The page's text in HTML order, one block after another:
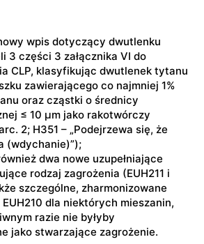
wpis dotyczący dwutlenku
3 części 3 załącznika VI do
CLP, klasyfikując dwutlenek tytanu
zawierającego co najmniej 1%
oraz cząstki o średnicy
≤ 10 μm jako rakotwórczy
2; H351 – „Podejrzewa się, że
(wdychanie)”);
dwa nowe uzupełniające
rodzaj zagrożenia (EUH211 i
szczególne, zharmonizowane
dla niektórych mieszanin,
razie nie byłyby
jako stwarzające zagrożenie.